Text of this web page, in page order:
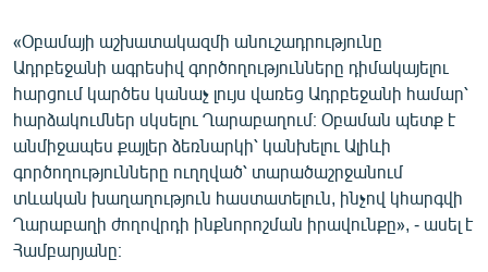
«Օբամայի աշխատակազմի անուշադրությունը
Ադրբեջանի ագրեսիվ գործողությունները դիմակայելու
հարցում կարծես կանաչ լույս վառեց Ադրբեջանի համար՝
հարձակումներ սկսելու Ղարաբաղում։ Օբաման պետք է
անմիջապես քայլեր ձեռնարկի՝ կանխելու Ալիևի
գործողությունները ուղղված՝ տարածաշրջանում
տևական խաղաղություն հաստատելուն, ինչով կհարգվի
Ղարաբաղի ժողովրդի ինքնորոշման իրավունքը», - ասել է
Համբարյանը։